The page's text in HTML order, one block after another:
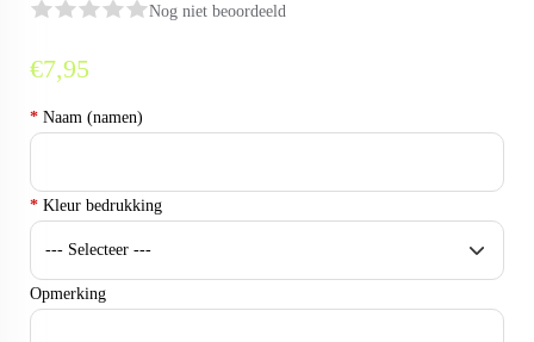
Nog niet beoordeeld
€7,95
* Naam (namen)
* Kleur bedrukking
Opmerking